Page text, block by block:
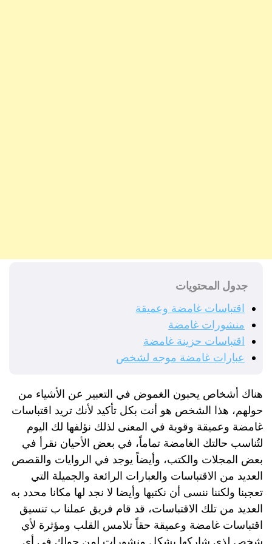
جدول المحتويات
اقتباسات غامضة وعميقة
منشورات غامضة
اقتباسات حزينة غامضة
عبارات غامضة موجه لشخص
هناك أشخاص يحبون الغموض في التعبير عن الأشياء من
حولهم، هذا الشخص هو أنت بكل تأكيد لأنك تريد اقتباسات
غامضة وعميقة وقوية في المعنى لذلك نؤلفها لك اليوم
لتُناسب حالتك الغامضة تماماً، في بعض الأحيان نقرأ في
بعض المجلات والكتب، وأيضاً يوجد في الروايات والقصص
العديد من الاقتباسات والعبارات الرائعة والجميلة التي
تعجبنا ولكننا ننسى أن نكتبها وأيضا لا نجد لها مكانا محدد به
العديد من تلك الاقتباسات، قد قام فريق عملنا ب تنسيق
اقتباسات غامضة وعميقة حقاً تلامس القلب ومؤثرة لأي
شخص لذى شاركها بشكل منشورات لمن حولك في أي